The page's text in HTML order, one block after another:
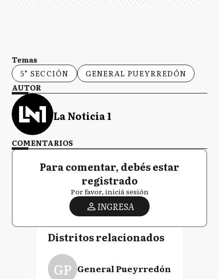
Temas
5° SECCIÓN
GENERAL PUEYRREDÓN
AUTOR
La Noticia 1
COMENTARIOS
Para comentar, debés estar
registrado
Por favor, iniciá sesión
INGRESA
Distritos relacionados
GP General Pueyrredón